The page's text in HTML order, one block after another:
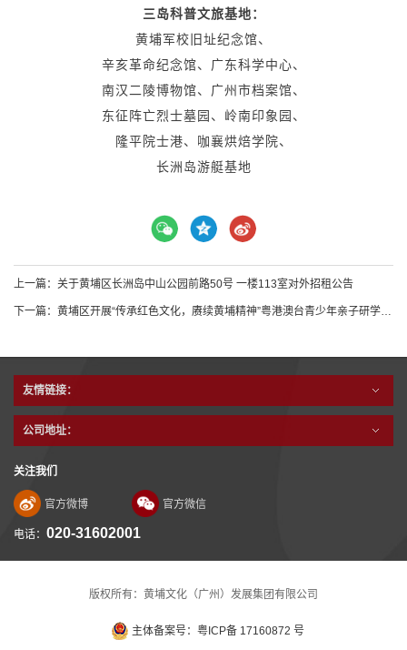
三岛科普文旅基地：
黄埔军校旧址纪念馆、
辛亥革命纪念馆、广东科学中心、
南汉二陵博物馆、广州市档案馆、
东征阵亡烈士墓园、岭南印象园、
隆平院士港、咖襄烘焙学院、
长洲岛游艇基地
上一篇： 关于黄埔区长洲岛中山公园前路50号 一楼113室对外招租公告
下一篇： 黄埔区开展“传承红色文化，赓续黄埔精神”粤港澳台青少年亲子研学活动
友情链接：
公司地址：
关注我们
官方微博 官方微信
电话： 020-31602001
版权所有：黄埔文化（广州）发展集团有限公司
主体备案号：粤ICP备 17160872 号